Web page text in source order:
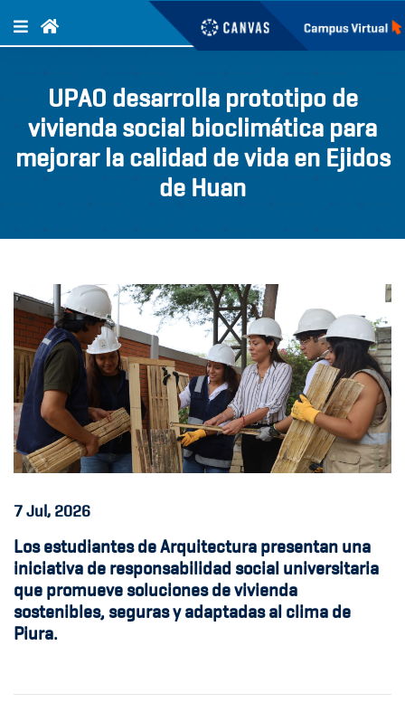
UPAO desarrolla prototipo de
vivienda social bioclimática para
mejorar la calidad de vida en Ejidos
de Huan
7Jul, 2026
Los estudiantes de Arquitectura presentan una
iniciativa de responsabilidad social universitaria
que promueve soluciones de vivienda
sostenibles, seguras y adaptadas al clima de
Piura.